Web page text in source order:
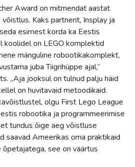
Award on mitmendat aastat
Kaks partnerit, Insplay ja
esimest korda ka Eestis
koolidel on LEGO komplektid
mänguline robootikakomplekt,
juba Tiigrihüppe ajal,“
„Aja jooksul on tulnud palju häid
on huvitavaid metoodikaid.
olgu First Lego League
robootika ja programmeerimise
tundus õige aeg võistluse
saavad Ameerikas oma praktikaid
see on väärtus